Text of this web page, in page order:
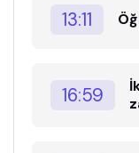
13:11
16:59